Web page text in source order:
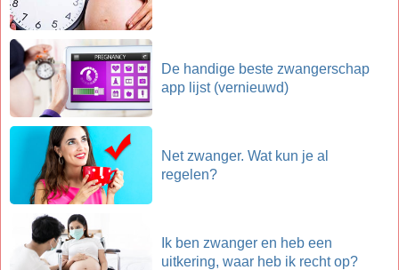
De handige beste zwangerschap
app lijst (vernieuwd)
Net zwanger. Wat kun je al
regelen?
Ik ben zwanger en heb een
uitkering, waar heb ik recht op?